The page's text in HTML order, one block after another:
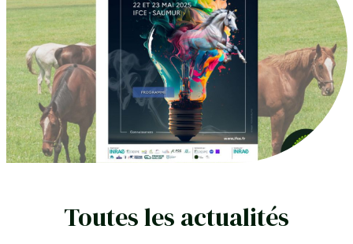
Toutes les actualités